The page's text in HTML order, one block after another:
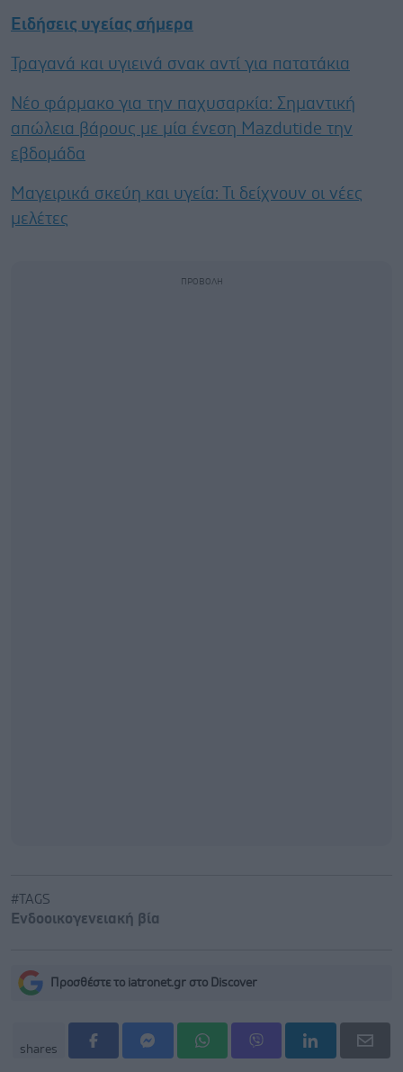
Ειδήσεις υγείας σήμερα
Τραγανά και υγιεινά σνακ αντί για πατατάκια
Νέο φάρμακο για την παχυσαρκία: Σημαντική
απώλεια βάρους με μία ένεση Mazdutide την
εβδομάδα
Μαγειρικά σκεύη και υγεία: Τι δείχνουν οι νέες
μελέτες
#TAGS
Ενδοοικογενειακή βία
Προσθέστε το iatronet.gr στο Discover
shares